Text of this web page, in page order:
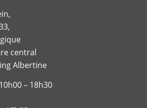
central
Albertine
10h00 – 18h30